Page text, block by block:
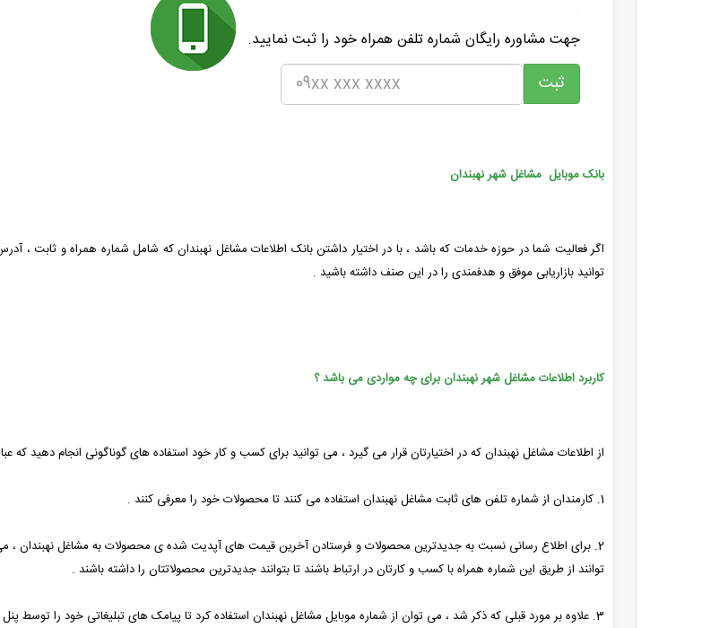
جهت مشاوره رایگان شماره تلفن همراه خود را ثبت نمایید.
بانک موبایل مشاغل شهر نهبندان
اگر فعالیت شما در حوزه خدمات که باشد ، با در اختیار داشتن بانک اطلاعات مشاغل نهبندان که شامل شماره همراه و ثابت ،
توانید بازاریابی موفق و هدفمندی را در این صنف داشته باشید .
کاربرد اطلاعات مشاغل شهر نهبندان برای چه مواردی می باشد ؟
از اطلاعات مشاغل نهبندان که در اختیارتان قرار می گیرد ، می توانید برای کسب و کار خود استفاده های گوناگونی انجام دهید که
1. کارمندان از شماره تلفن های ثابت مشاغل نهبندان استفاده می کنند تا محصولات خود را معرفی کنند .
2. برای اطلاع رسانی نسبت به جدیدترین محصولات و فرستادن آخرین قیمت های آپدیت شده ی محصولات به مشاغل نهبندان ، می توان از
توانند از طریق این شماره همراه با کسب و کارتان در ارتباط باشند تا بتوانند جدیدترین محصولاتتان را داشته باشند .
3. علاوه بر مورد قبلی که ذکر شد ، می توان از شماره موبایل مشاغل نهبندان استفاده کرد تا پیامک های تبلیغاتی خود را توسط پنل اس ام اس به مشتریان و مخاطبین ارسال کرد .